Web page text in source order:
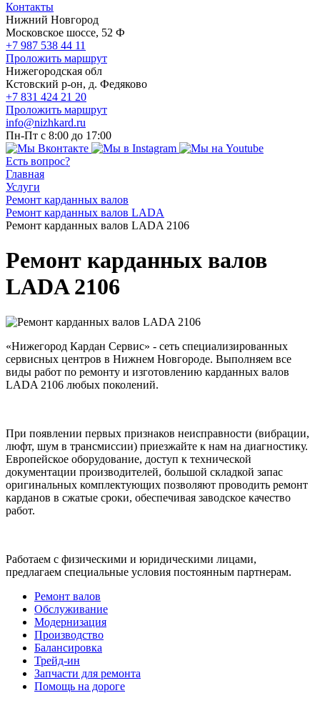
Контакты
Нижний Новгород
Московское шоссе, 52 Ф
+7 987 538 44 11
Проложить маршрут
Нижегородская обл
Кстовский р-он, д. Федяково
+7 831 424 21 20
Проложить маршрут
info@nizhkard.ru
Пн-Пт с 8:00 до 17:00
Есть вопрос?
Главная
Услуги
Ремонт карданных валов
Ремонт карданных валов LADA
Ремонт карданных валов LADA 2106
Ремонт карданных валов
LADA 2106
«Нижегород Кардан Сервис» - сеть специализированных
сервисных центров в Нижнем Новгороде. Выполняем все
виды работ по ремонту и изготовлению карданных валов
LADA 2106 любых поколений.
При появлении первых признаков неисправности (вибрации,
люфт, шум в трансмиссии) приезжайте к нам на диагностику.
Европейское оборудование, доступ к технической
документации производителей, большой складкой запас
оригинальных комплектующих позволяют проводить ремонт
карданов в сжатые сроки, обеспечивая заводское качество
работ.
Работаем с физическими и юридическими лицами,
предлагаем специальные условия постоянным партнерам.
Ремонт валов
Обслуживание
Модернизация
Производство
Балансировка
Трейд-ин
Запчасти для ремонта
Помощь на дороге